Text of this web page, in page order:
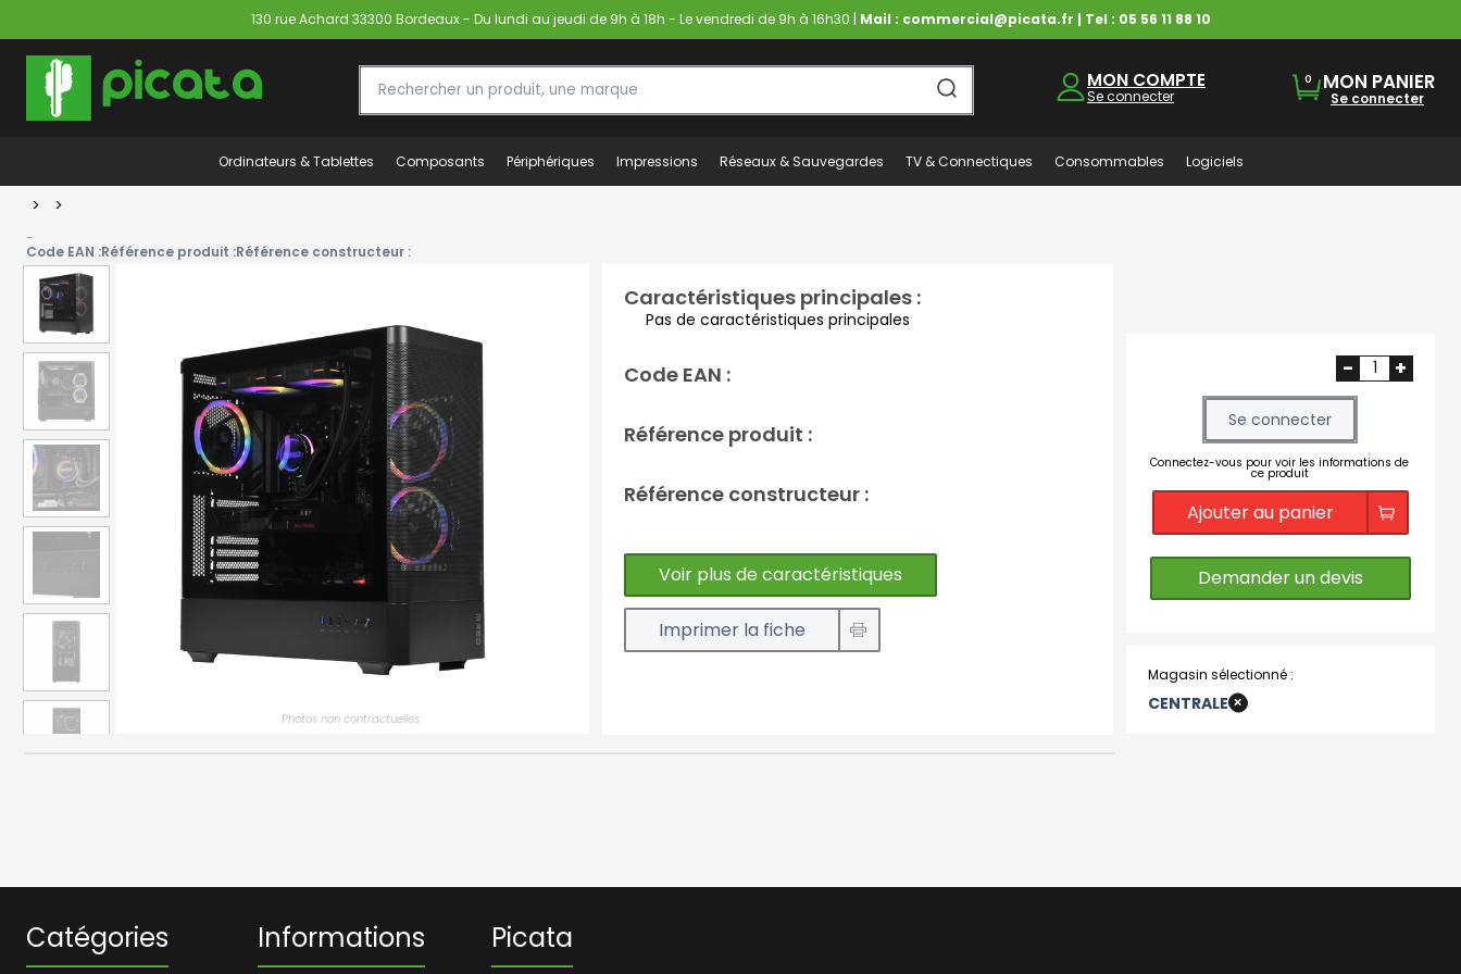
130 rue Achard 33300 Bordeaux - Du lundi au jeudi de 9h à 18h - Le vendredi de 9h à 16h30 | Mail : commercial@picata.fr | Tel : 05 56 11 88 10
MON COMPTE
Se connecter
0 MON PANIER
Se connecter
Ordinateurs & Tablettes Composants Périphériques Impressions Réseaux & Sauvegardes TV & Connectiques Consommables Logiciels
> >
-
Code EAN :Référence produit :Référence constructeur :
Photos non contractuelles
Caractéristiques principales :
Pas de caractéristiques principales
Code EAN :
Référence produit :
Référence constructeur :
Voir plus de caractéristiques
Imprimer la fiche
- +
Se connecter
Connectez-vous pour voir les informations de
ce produit
Ajouter au panier
Demander un devis
Magasin sélectionné :
CENTRALE+
Catégories Informations Picata